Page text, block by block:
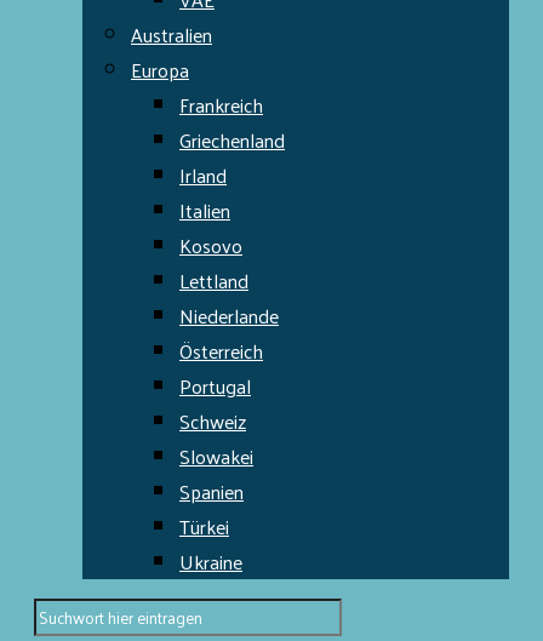
Australien
Europa
Frankreich
Griechenland
Irland
Italien
Kosovo
Lettland
Niederlande
Österreich
Portugal
Schweiz
Slowakei
Spanien
Türkei
Ukraine